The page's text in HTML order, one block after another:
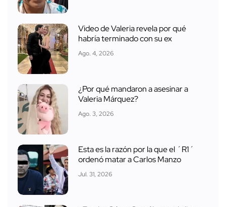
Video de Valeria revela por qué
habría terminado con su ex
Ago. 4, 2026
¿Por qué mandaron a asesinar a
Valeria Márquez?
Ago. 3, 2026
Esta es la razón por la que el ´R1´
ordenó matar a Carlos Manzo
Jul. 31, 2026